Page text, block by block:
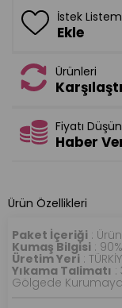
İstek
Ekle
Ürünleri
Fiyatı
Haber
Ürün Özellikleri
Paket İçeriği :
Kumaş Bilgisi :
Üretim Yeri :
Yıkama Talimatı :
Gölgede Kurumaya